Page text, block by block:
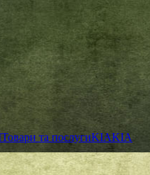
Товари та послугиKIAKIA